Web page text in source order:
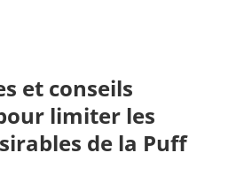
et conseils
limiter les
de la Puff